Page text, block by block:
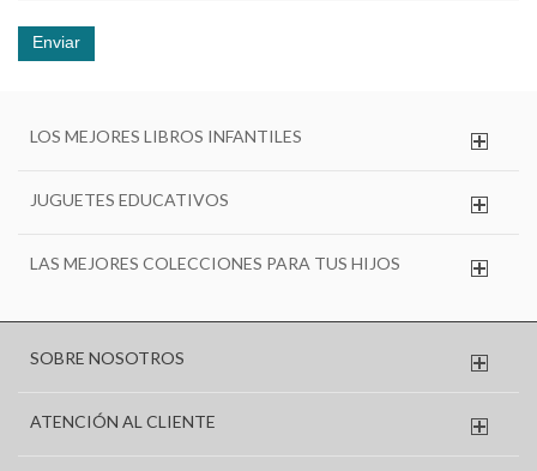
Enviar
LOS MEJORES LIBROS INFANTILES
JUGUETES EDUCATIVOS
LAS MEJORES COLECCIONES PARA TUS HIJOS
SOBRE NOSOTROS
ATENCIÓN AL CLIENTE